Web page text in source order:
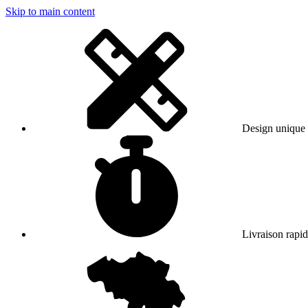
Skip to main content
Design unique
Livraison